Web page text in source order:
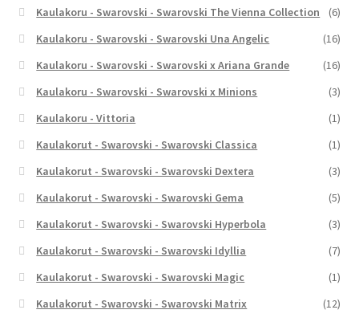
Kaulakoru - Swarovski - Swarovski The Vienna Collection
(6)
Kaulakoru - Swarovski - Swarovski Una Angelic
(16)
Kaulakoru - Swarovski - Swarovski x Ariana Grande
(16)
Kaulakoru - Swarovski - Swarovski x Minions
(3)
Kaulakoru - Vittoria
(1)
Kaulakorut - Swarovski - Swarovski Classica
(1)
Kaulakorut - Swarovski - Swarovski Dextera
(3)
Kaulakorut - Swarovski - Swarovski Gema
(5)
Kaulakorut - Swarovski - Swarovski Hyperbola
(3)
Kaulakorut - Swarovski - Swarovski Idyllia
(7)
Kaulakorut - Swarovski - Swarovski Magic
(1)
Kaulakorut - Swarovski - Swarovski Matrix
(12)